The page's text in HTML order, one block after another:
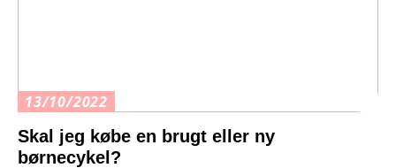
13/10/2022
Skal jeg købe en brugt eller ny
børnecykel?